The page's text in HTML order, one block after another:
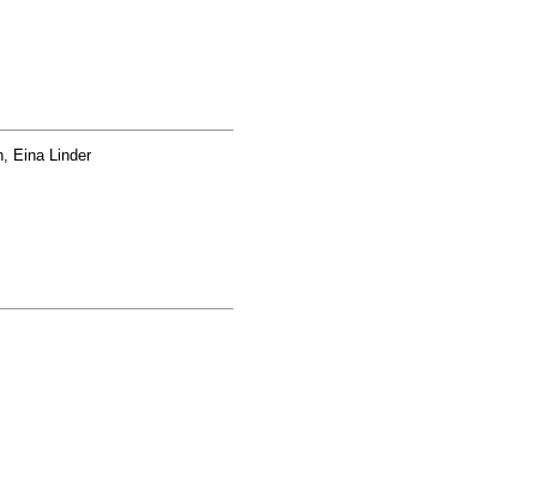
Eina Linder